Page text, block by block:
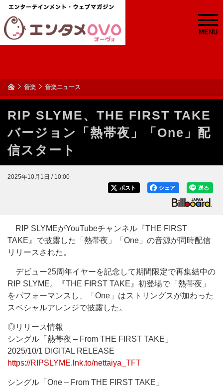
MENU
音楽 音楽ニュース
RIP SLYME、THE FIRST TAKE
バージョン「熱帯夜」「One」配
信スタート
2025年10月1日 / 10:00
送る
シェア
ポスト
RIP SLYMEがYouTubeチャンネル『THE FIRST
TAKE』で披露した「熱帯夜」「One」の音源が同時配信
リリースされた。
デビュー25周年イヤーを記念して期間限定で再集結中の
RIP SLYME。『THE FIRST TAKE』初登場で「熱帯夜」
をパフォーマンスし、「One」はストリングスが加わった
スペシャルアレンジで披露した。
◎リリース情報
シングル「熱帯夜 – From THE FIRST TAKE」
2025/10/1 DIGITAL RELEASE
https://RIPSLYME.lnk.to/nettaiya_TFT
シングル「One – From THE FIRST TAKE」